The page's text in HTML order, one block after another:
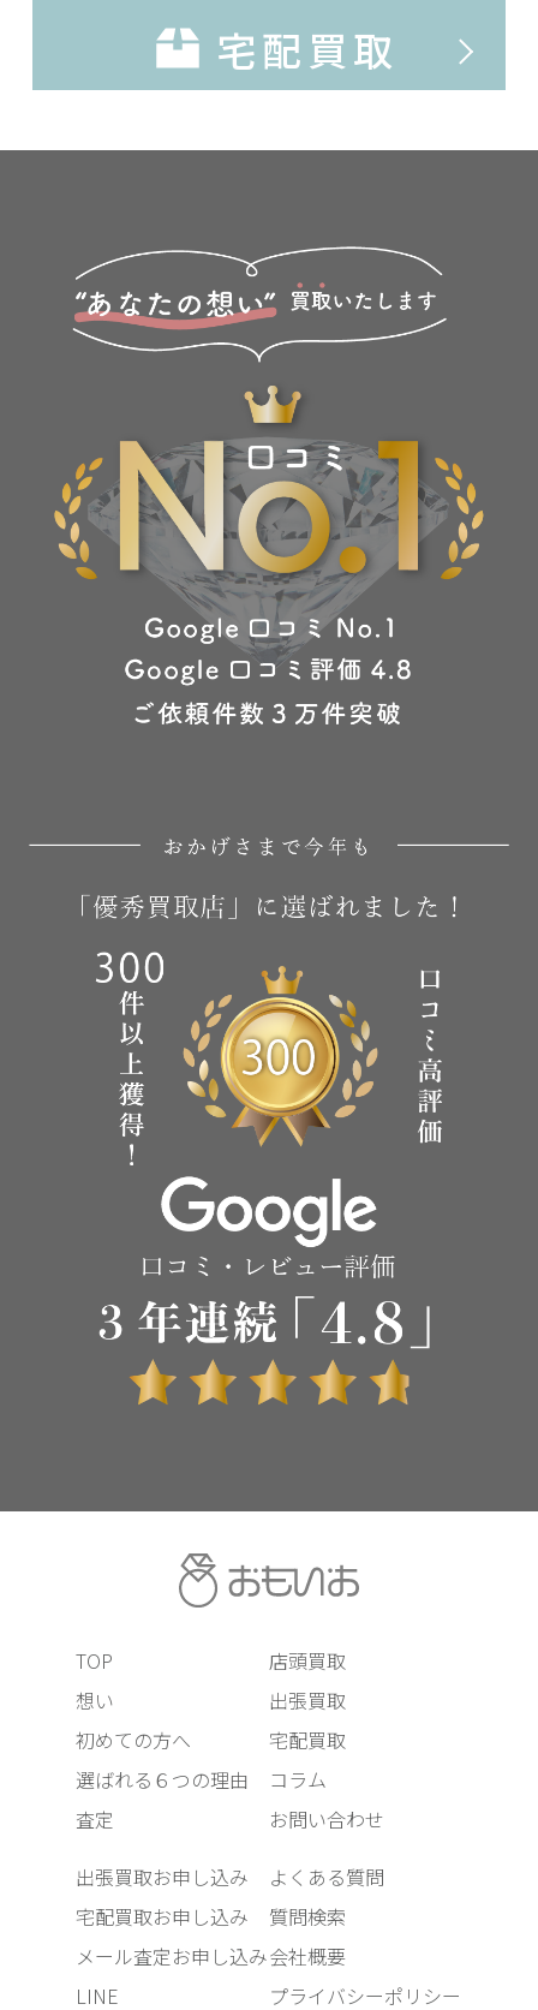
宅配買取
TOP
想い
初めての方へ
選ばれる６つの理由
査定
店頭買取
出張買取
宅配買取
コラム
お問い合わせ
出張買取お申し込み
宅配買取お申し込み
メール査定お申し込み
LINE
よくある質問
質問検索
会社概要
プライバシーポリシー